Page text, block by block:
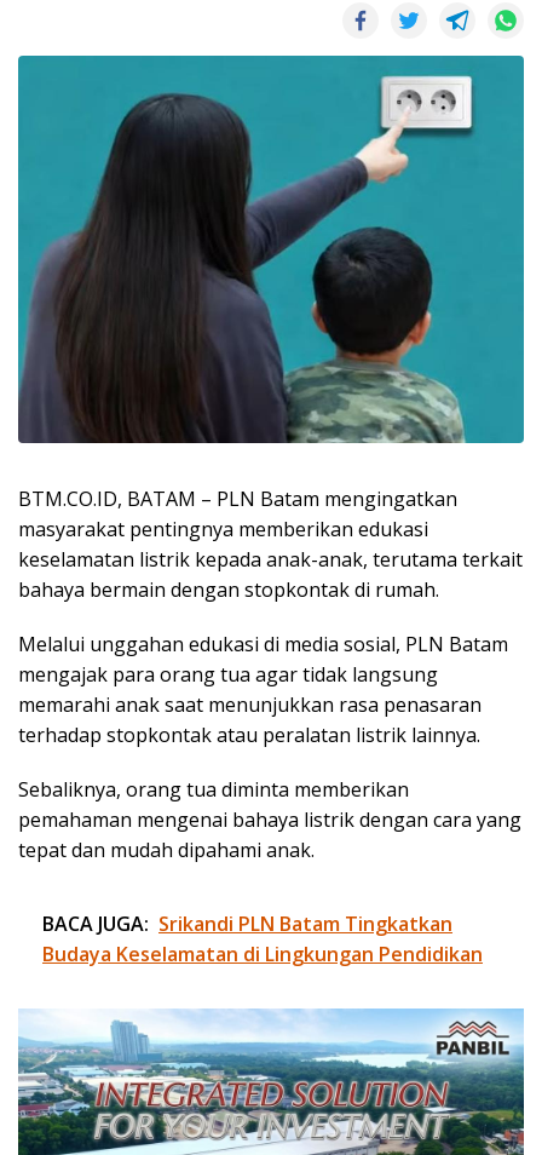
BTM.CO.ID, BATAM – PLN Batam mengingatkan
masyarakat pentingnya memberikan edukasi
keselamatan listrik kepada anak-anak, terutama terkait
bahaya bermain dengan stopkontak di rumah.
Melalui unggahan edukasi di media sosial, PLN Batam
mengajak para orang tua agar tidak langsung
memarahi anak saat menunjukkan rasa penasaran
terhadap stopkontak atau peralatan listrik lainnya.
Sebaliknya, orang tua diminta memberikan
pemahaman mengenai bahaya listrik dengan cara yang
tepat dan mudah dipahami anak.
BACA JUGA: Srikandi PLN Batam Tingkatkan
Budaya Keselamatan di Lingkungan Pendidikan